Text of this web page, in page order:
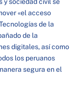
«el acceso
de la
de la
digitales, así como
los peruanos
segura en el